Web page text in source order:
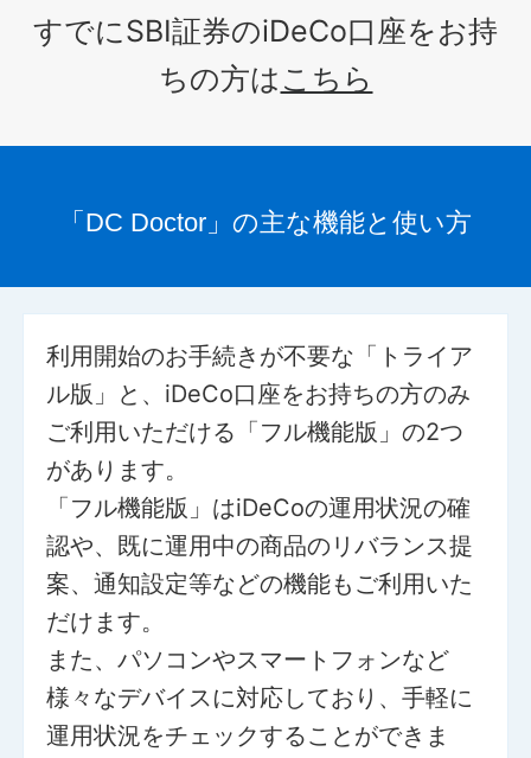
すでにSBI証券のiDeCo口座をお持
ちの方は こちら
「DC Doctor」の主な機能と使い方
利用開始のお手続きが不要な「トライア
ル版」と、iDeCo口座をお持ちの方のみ
ご利用いただける「フル機能版」の2つ
があります。
「フル機能版」はiDeCoの運用状況の確
認や、既に運用中の商品のリバランス提
案、通知設定等などの機能もご利用いた
だけます。
また、パソコンやスマートフォンなど
様々なデバイスに対応しており、手軽に
運用状況をチェックすることができま